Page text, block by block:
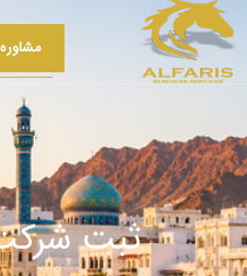
ثبت